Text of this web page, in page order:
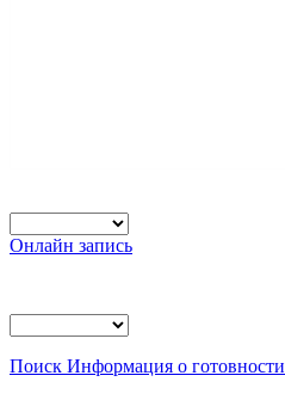
Онлайн запись
Поиск Информация о готовности